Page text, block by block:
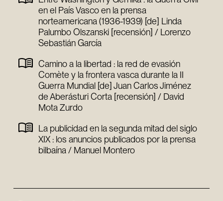
en el País Vasco en la prensa
norteamericana (1936-1939) [de] Linda
Palumbo Olszanski [recensión] / Lorenzo
Sebastián García
Camino a la libertad : la red de evasión
Comète y la frontera vasca durante la II
Guerra Mundial [de] Juan Carlos Jiménez
de Aberásturi Corta [recensión] / David
Mota Zurdo
La publicidad en la segunda mitad del siglo
XIX : los anuncios publicados por la prensa
bilbaína / Manuel Montero